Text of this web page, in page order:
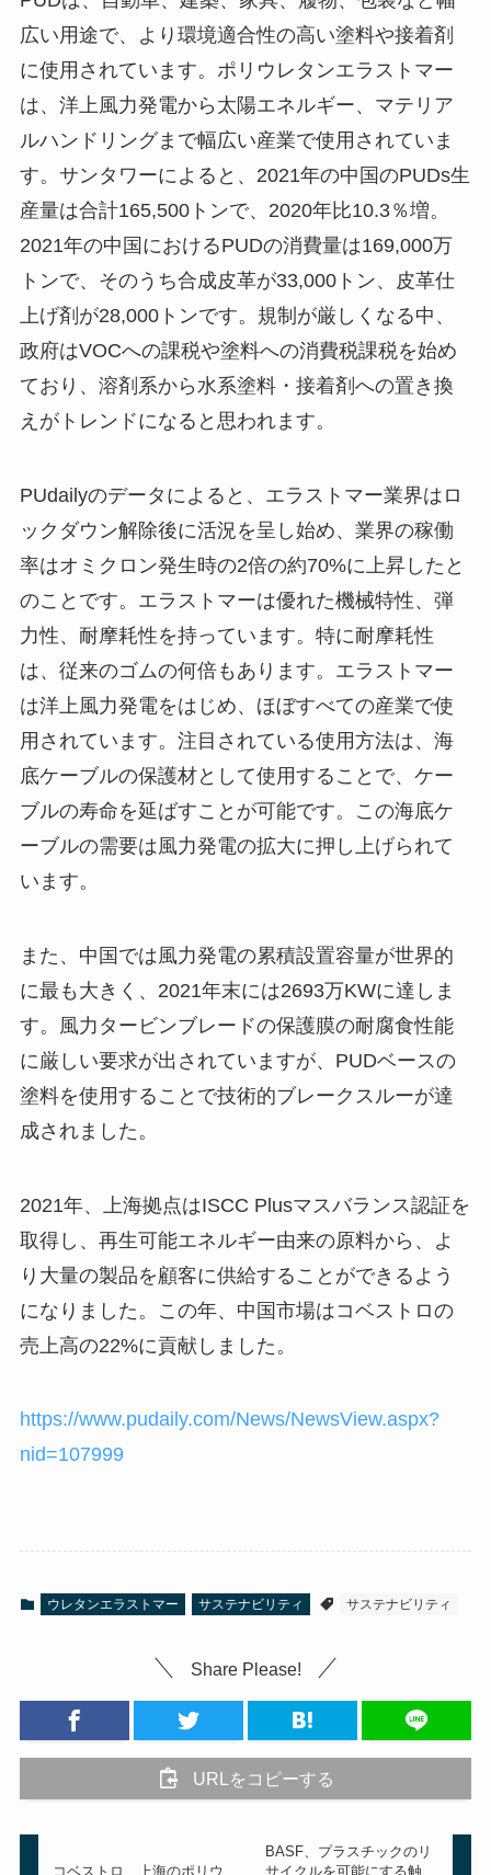
広い用途で、より環境適合性の高い塗料や接着剤
に使用されています。ポリウレタンエラストマー
は、洋上風力発電から太陽エネルギー、マテリア
ルハンドリングまで幅広い産業で使用されていま
す。サンタワーによると、2021年の中国のPUDs生
産量は合計165,500トンで、2020年比10.3％増。
2021年の中国におけるPUDの消費量は169,000万
トンで、そのうち合成皮革が33,000トン、皮革仕
上げ剤が28,000トンです。規制が厳しくなる中、
政府はVOCへの課税や塗料への消費税課税を始め
ており、溶剤系から水系塗料・接着剤への置き換
えがトレンドになると思われます。
PUdailyのデータによると、エラストマー業界はロ
ックダウン解除後に活況を呈し始め、業界の稼働
率はオミクロン発生時の2倍の約70%に上昇したと
のことです。エラストマーは優れた機械特性、弾
力性、耐摩耗性を持っています。特に耐摩耗性
は、従来のゴムの何倍もあります。エラストマー
は洋上風力発電をはじめ、ほぼすべての産業で使
用されています。注目されている使用方法は、海
底ケーブルの保護材として使用することで、ケー
ブルの寿命を延ばすことが可能です。この海底ケ
ーブルの需要は風力発電の拡大に押し上げられて
います。
また、中国では風力発電の累積設置容量が世界的
に最も大きく、2021年末には2693万KWに達しま
す。風力タービンブレードの保護膜の耐腐食性能
に厳しい要求が出されていますが、PUDベースの
塗料を使用することで技術的ブレークスルーが達
成されました。
2021年、上海拠点はISCC Plusマスバランス認証を
取得し、再生可能エネルギー由来の原料から、よ
り大量の製品を顧客に供給することができるよう
になりました。この年、中国市場はコベストロの
売上高の22%に貢献しました。
https://www.pudaily.com/News/NewsView.aspx?
nid=107999
ウレタンエラストマー サステナビリティ サステナビリティ
Share Please!
URLをコピーする
コベストロ、上海のポリウ
BASF、プラスチックのリ
サイクルを可能にする触